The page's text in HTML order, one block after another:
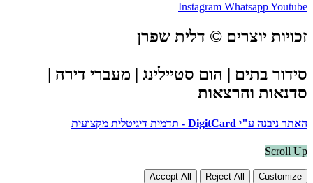
Instagram WhatsappYoutube
זכויות יוצרים © דלית שפרן
סידור בתים | הום סטיילינג | מעברי דירה |
סדנאות והרצאות
האתר ניבנה ע"י DigitCard - תדמית דיגיטלית מקצועית
Scroll Up
Customize
Reject All
Accept All